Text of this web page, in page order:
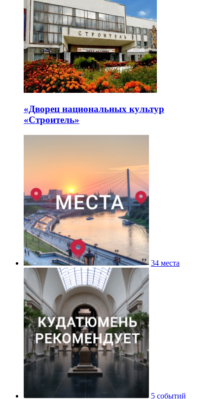
«Дворец национальных культур
«Строитель»
34 места
5 событий